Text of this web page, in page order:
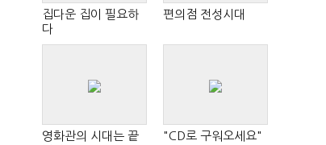
집다운 집이 필요하
다
편의점 전성시대
영화관의 시대는 끝
"CD로 구워오세요"